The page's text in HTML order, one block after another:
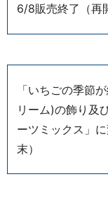
6/8販売終了（再
「いちごの季節
リーム)の飾り及
ーツミックス」
末）